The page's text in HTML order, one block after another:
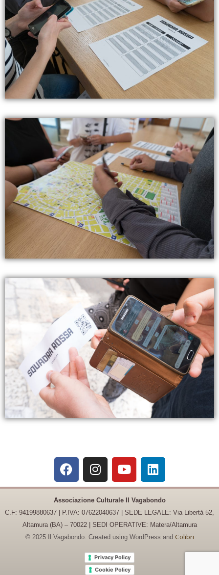
Associazione Culturale Il Vagabondo
C.F: 94199880637 | P.IVA: 07622040637 | SEDE LEGALE: Via Libertà 52,
Altamura (BA) – 70022 | SEDI OPERATIVE: Matera/Altamura
© 2025 Il Vagabondo. Created using WordPress and Colibri
Privacy Policy
Cookie Policy